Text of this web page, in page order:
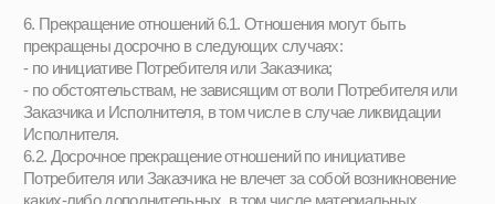
Заказчиком и действует до момента отзыва акцепта публичной
зависимости от того, что наступит раньше.
11. Реквизиты Исполнителя
Автономная некоммерческая организация содействия развитию
культуры и искусства «Поколение Оперение» (АНО
«Поколение Оперение»)
Адрес местонахождения: 107140, г. Москва, вн. тер.г.
муниципальный округ Красносельский, ул. Верхняя
Красносельская, 7 стр. 2, помещ. 2/1, ком. 4
ИНН 9701195724, КПП 770801001